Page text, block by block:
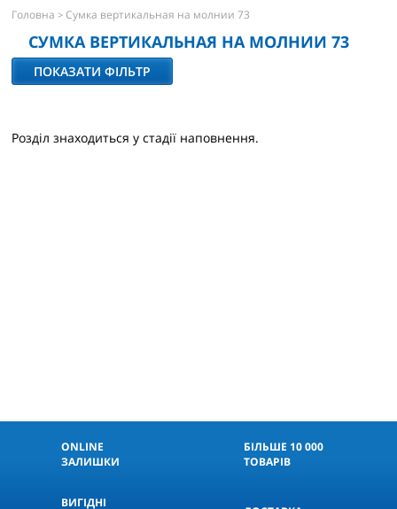
Головна > Сумка вертикальная на молнии 73
СУМКА ВЕРТИКАЛЬНАЯ НА МОЛНИИ 73
ПОКАЗАТИ ФІЛЬТР
Розділ знаходиться у стадії наповнення.
ONLINE
ЗАЛИШКИ
БІЛЬШЕ 10 000
ТОВАРІВ
ВИГІДНІ